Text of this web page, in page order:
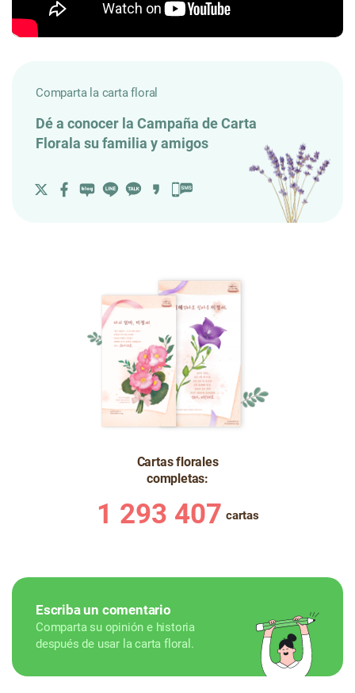
Comparta la carta floral
Dé a conocer la Campaña de Carta
Florala su familia y amigos
Cartas florales
completas:
1 293 407 cartas
Escriba un comentario
Comparta su opinión e historia
después de usar la carta floral.